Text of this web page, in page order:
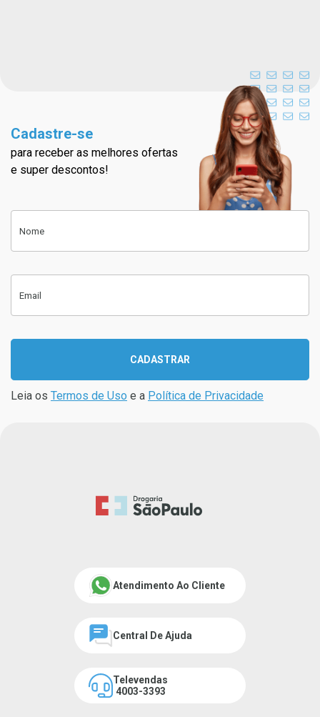
Cadastre-se na nossa
Cadastre-se
para receber as melhores ofertas
e super descontos!
Nome
Email
CADASTRAR
Leia os Termos de Uso e a Política de Privacidade
Atendimento Ao Cliente
Central De Ajuda
Televendas
4003-3393